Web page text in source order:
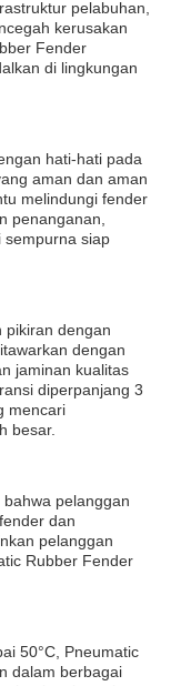
pelabuhan,
kerusakan
Fender
di lingkungan
hati-hati pada
aman dan aman
melindungi fender
penanganan,
sempurna siap
pikiran dengan
dengan
jaminan kualitas
diperpanjang 3
mencari
besar.
pelanggan
dan
pelanggan
Rubber Fender
50°C, Pneumatic
dalam berbagai